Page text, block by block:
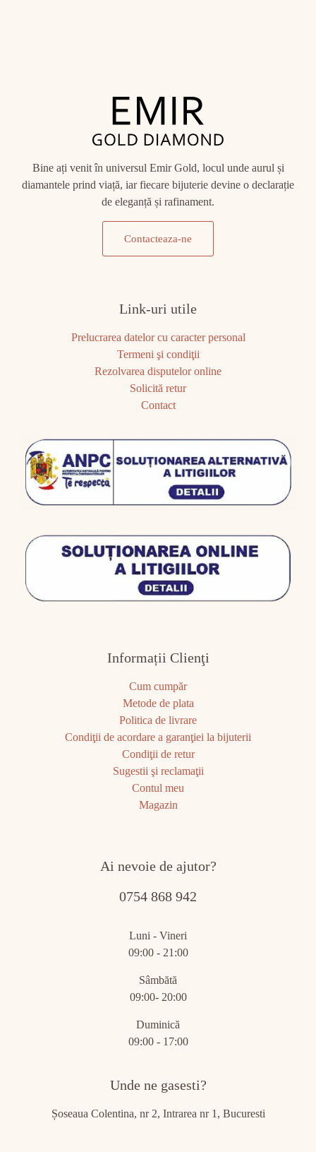
Bine ați venit în universul Emir Gold, locul unde aurul și
diamantele prind viață, iar fiecare bijuterie devine o declarație
de eleganță și rafinament.
Contacteaza-ne
Link-uri utile
Prelucrarea datelor cu caracter personal
Termeni şi condiţii
Rezolvarea disputelor online
Solicită retur
Contact
Informații Clienţi
Cum cumpăr
Metode de plata
Politica de livrare
Condiţii de acordare a garanţiei la bijuterii
Condiţii de retur
Sugestii şi reclamaţii
Contul meu
Magazin
Ai nevoie de ajutor?
0754 868 942
Luni - Vineri
09:00 - 21:00
Sâmbătă
09:00- 20:00
Duminică
09:00 - 17:00
Unde ne gasesti?
Șoseaua Colentina, nr 2, Intrarea nr 1, Bucuresti